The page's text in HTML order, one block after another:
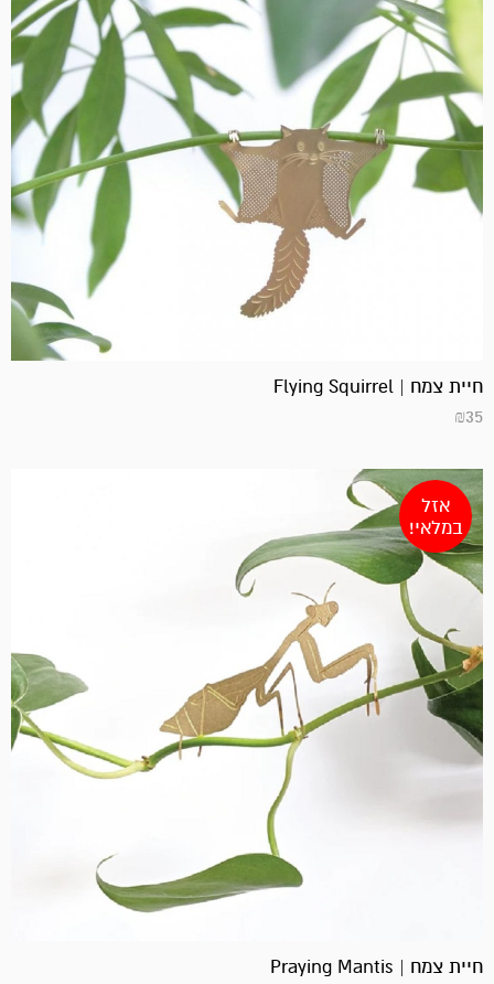
חיית צמח | Flying Squirrel
₪35
אזל
במלאי!
חיית צמח | Praying Mantis